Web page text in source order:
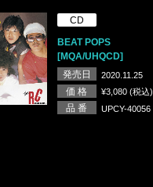
CD
BEAT POPS
[MQA/UHQCD]
発売日
2020.11.25
価 格 ¥3,080 (税込)
品 番 UPCY-40056